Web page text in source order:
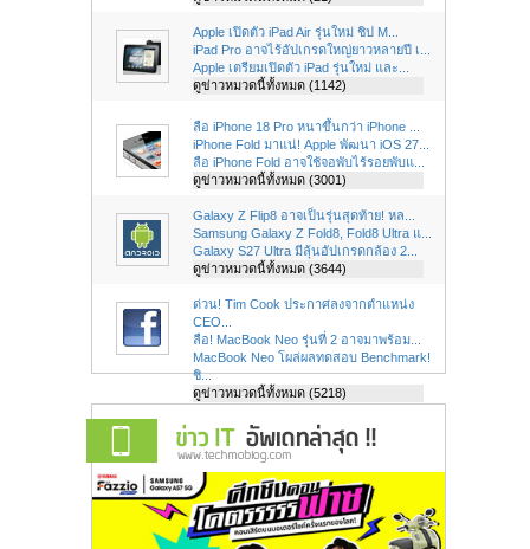
Apple เปิดตัว iPad Air รุ่นใหม่ ชิป M...
iPad Pro อาจไร้อัปเกรดใหญ่ยาวหลายปี เ...
Apple เตรียมเปิดตัว iPad รุ่นใหม่ และ...
ดูข่าวหมวดนี้ทั้งหมด (1142)
ลือ iPhone 18 Pro หนาขึ้นกว่า iPhone ...
iPhone Fold มาแน่! Apple พัฒนา iOS 27...
ลือ iPhone Fold อาจใช้จอพับไร้รอยพับแ...
ดูข่าวหมวดนี้ทั้งหมด (3001)
Galaxy Z Flip8 อาจเป็นรุ่นสุดท้าย! หล...
Samsung Galaxy Z Fold8, Fold8 Ultra แ...
Galaxy S27 Ultra มีลุ้นอัปเกรดกล้อง 2...
ดูข่าวหมวดนี้ทั้งหมด (3644)
ด่วน! Tim Cook ประกาศลงจากตำแหน่ง
CEO...
ลือ! MacBook Neo รุ่นที่ 2 อาจมาพร้อม...
MacBook Neo โผล่ผลทดสอบ Benchmark!
ชิ...
ดูข่าวหมวดนี้ทั้งหมด (5218)